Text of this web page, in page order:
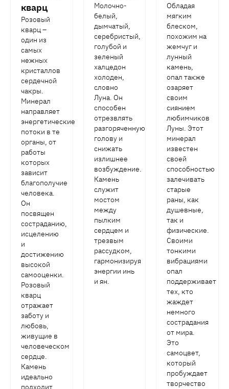
кварц
Розовый
кварц –
один из
самых
нежных
кристаллов
сердечной
чакры.
Минерал
направляет
энергетические
потоки в те
органы, от
работы
которых
зависит
благополучие
человека.
Он
посвящен
состраданию,
исцелению
и
достижению
высокой
самооценки.
Розовый
кварц
отражает
заботу и
любовь,
живущие в
человеческом
сердце.
Камень
идеально
подходит
Молочно-
белый,
дымчатый,
серебристый,
голубой и
зеленый
халцедон
холоден,
словно
Луна. Он
способен
отрезвлять
разгоряченную
голову и
снижать
излишнее
возбуждение.
Камень
служит
мостом
между
пылким
сердцем и
трезвым
рассудком,
гармонизируя
энергии инь
и ян.
Обладая
мягким
блеском,
похожим на
жемчуг и
лунный
камень,
опал также
озаряет
своим
сиянием
любимчиков
Луны. Этот
минерал
известен
своей
способностью
залечивать
старые
раны, как
душевные,
так и
физические.
Своими
тонкими
вибрациями
опал
поддерживает
тех, кто
жаждет
немного
сострадания
от мира.
Это
самоцвет,
который
пробуждает
творчество